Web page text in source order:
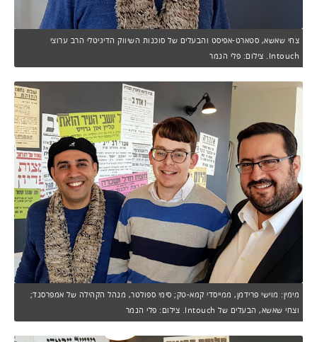
צחי שאשא, סטארט-אפיסט והבעלים של סוכנות השיווק הדיגיטלי הרב ערוצי
Intouch. צילום: פלי הנמר
מימין: מוישי פרידמן, ממייסדי קמא-טק; סימי ספולטר, מנהל הקהילה של אמפרסנד;
וצחי שאשא, הבעלים של Intouch. צילום: פלי הנמר